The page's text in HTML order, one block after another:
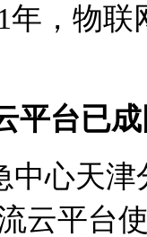
年，物
平台已
心天津
云平台